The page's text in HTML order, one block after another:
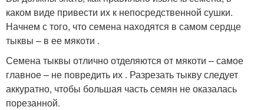
каком виде привести их к непосредственной сушки.
Начнем с того, что семена находятся в самом сердце
тыквы – в ее мякоти .
Семена тыквы отлично отделяются от мякоти – самое
главное – не повредить их . Разрезать тыкву следует
аккуратно, чтобы большая часть семян не оказалась
порезанной.